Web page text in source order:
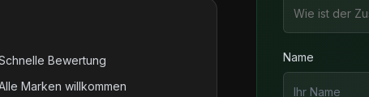
Bewertung
Marken willkommen
Wie ist der
Name